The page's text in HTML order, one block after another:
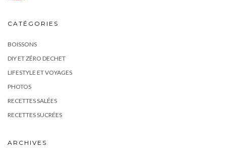
CATÉGORIES
BOISSONS
DIY ET ZÉRO DECHET
LIFESTYLE ET VOYAGES
PHOTOS
RECETTES SALÉES
RECETTES SUCRÉES
ARCHIVES